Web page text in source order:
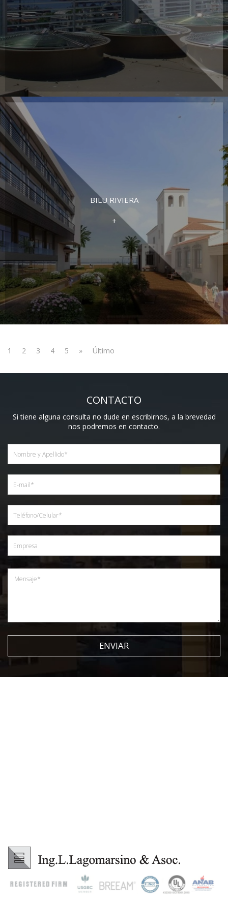
BILU RIVIERA
+
1 2 3 4 5 » Último
CONTACTO
Si tiene alguna consulta no dude en escribirnos, a la brevedad
nos podremos en contacto.
ENVIAR